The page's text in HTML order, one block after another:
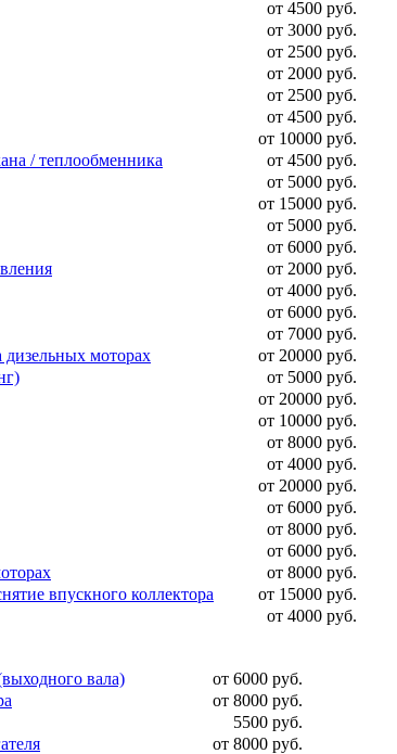
от 4500 руб.
от 3000 руб.
от 2500 руб.
от 2000 руб.
от 2500 руб.
от 4500 руб.
от 10000 руб.
/ теплообменника
от 4500 руб.
от 5000 руб.
от 15000 руб.
от 5000 руб.
от 6000 руб.
от 2000 руб.
от 4000 руб.
от 6000 руб.
от 7000 руб.
дизельных моторах
от 20000 руб.
от 5000 руб.
от 20000 руб.
от 10000 руб.
от 8000 руб.
от 4000 руб.
от 20000 руб.
от 6000 руб.
от 8000 руб.
от 6000 руб.
от 8000 руб.
впускного коллектора
от 15000 руб.
от 4000 руб.
вала)
от 6000 руб.
от 8000 руб.
5500 руб.
от 8000 руб.